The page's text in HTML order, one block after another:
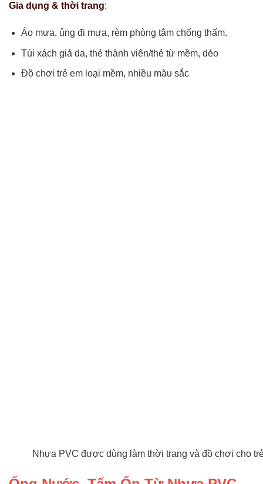
Gia dụng & thời trang:
Áo mưa, ủng đi mưa, rèm phòng tắm chống thấm.
Túi xách giả da, thẻ thành viên/thẻ từ mềm, dẻo
Đồ chơi trẻ em loại mềm, nhiều màu sắc
Nhựa PVC được dùng làm thời trang và đồ chơi cho